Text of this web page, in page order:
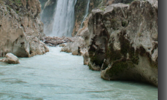
V
I
G
A
T
O
N